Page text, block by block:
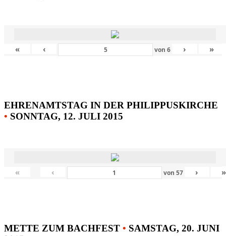
« ‹ von6 › »
EHRENAMTSTAG IN DER PHILIPPUSKIRCHE
• SONNTAG, 12. JULI 2015
« ‹ von 57 › »
METTE ZUM BACHFEST • SAMSTAG, 20. JUNI